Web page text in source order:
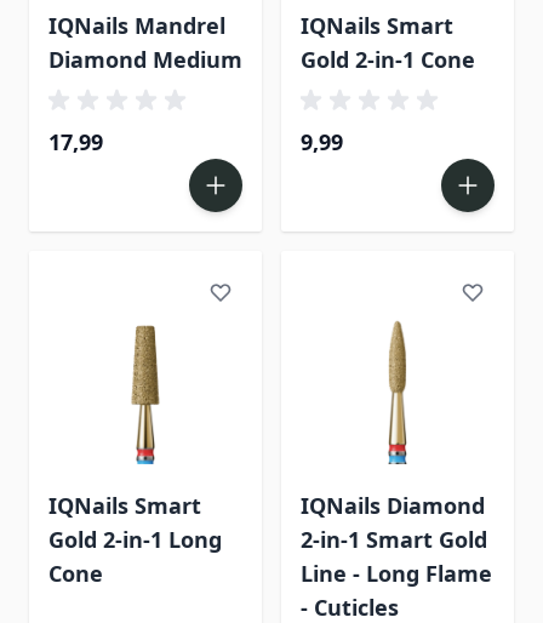
IQNails Mandrel
Diamond Medium
17,99
IQNails Smart
Gold 2-in-1 Cone
9,99
IQNails Smart
Gold 2-in-1 Long
Cone
IQNails Diamond
2-in-1 Smart Gold
Line - Long Flame
- Cuticles